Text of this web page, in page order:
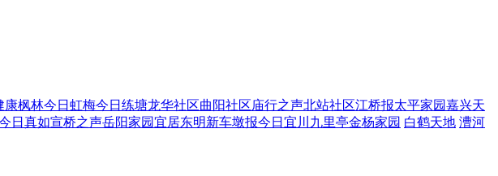
康枫林今日虹梅今日练塘龙华社区曲阳社区庙行之声北站社区江桥报太平家园嘉兴天
日真如宣桥之声岳阳家园宜居东明新车墩报今日宜川 九里亭金杨家园 白鹤天地 漕河